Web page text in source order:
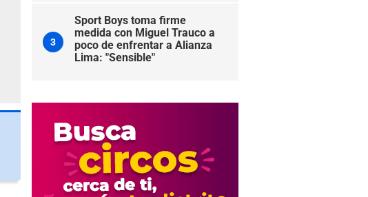
3
Sport Boys toma firme
medida con Miguel Trauco a
poco de enfrentar a Alianza
Lima: "Sensible"